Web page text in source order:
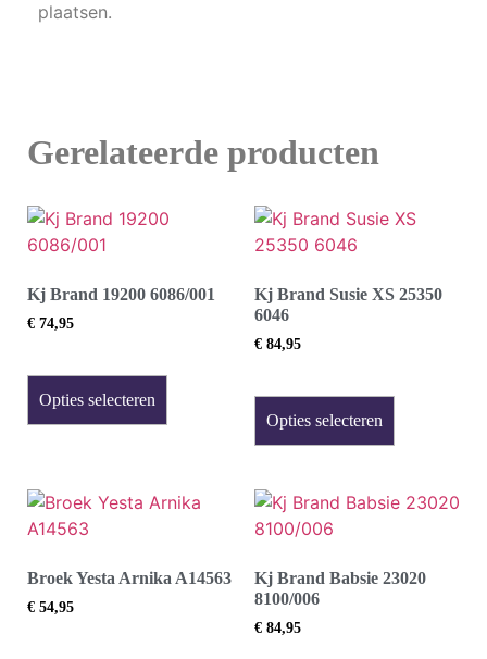
plaatsen.
Gerelateerde producten
Kj Brand 19200 6086/001
€ 74,95
Opties selecteren
Kj Brand Susie XS 25350
6046
€ 84,95
Opties selecteren
Broek Yesta Arnika A14563
€ 54,95
Kj Brand Babsie 23020
8100/006
€ 84,95